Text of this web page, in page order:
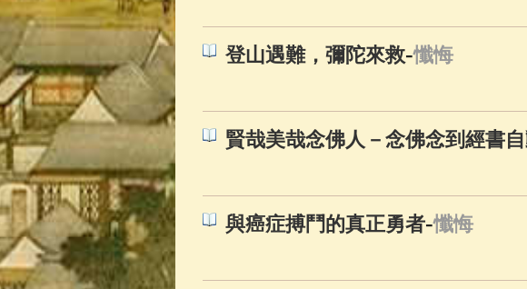
登山遇難，彌陀來救-懺悔
賢哉美哉念佛人－念佛念到經書
與癌症搏鬥的真正勇者-懺悔